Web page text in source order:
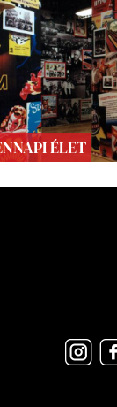
ÉLET